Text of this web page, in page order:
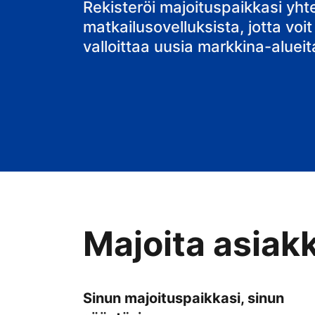
Rekisteröi majoituspaikkasi
matkailusovelluksista, jotta
valloittaa uusia markkina-
Majoita
Sinun majoituspaikkasi, sinun